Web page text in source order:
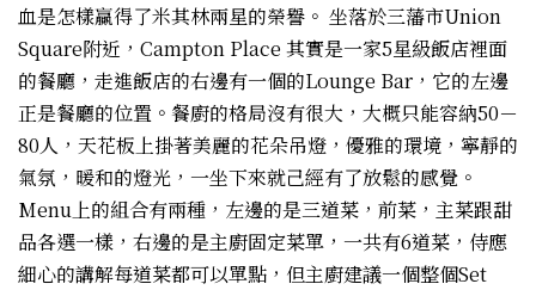
血是怎樣贏得了米其林兩星的榮譽。 坐落於三藩市Union
Square附近，Campton Place 其實是一家5星級飯店裡面
的餐廳，走進飯店的右邊有一個的Lounge Bar，它的左邊
正是餐廳的位置。餐廚的格局沒有很大，大概只能容納50－
80人，天花板上掛著美麗的花朵吊燈，優雅的環境，寧靜的
氣氛，暖和的燈光，一坐下來就己經有了放鬆的感覺。
Menu上的組合有兩種，左邊的是三道菜，前菜，主菜跟甜
品各選一樣，右邊的是主廚固定菜單，一共有6道菜，侍應
細心的講解每道菜都可以單點，但主廚建議一個整個Set